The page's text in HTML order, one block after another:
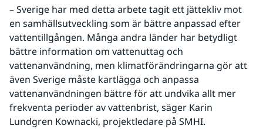
– Sverige har med detta arbete tagit ett jättekliv mot
en samhällsutveckling som är bättre anpassad efter
vattentillgången. Många andra länder har betydligt
bättre information om vattenuttag och
vattenanvändning, men klimatförändringarna gör att
även Sverige måste kartlägga och anpassa
vattenanvändningen bättre för att undvika allt mer
frekventa perioder av vattenbrist, säger Karin
Lundgren Kownacki, projektledare på SMHI.